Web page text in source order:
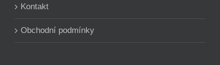
Kontakt
Obchodní podmínky